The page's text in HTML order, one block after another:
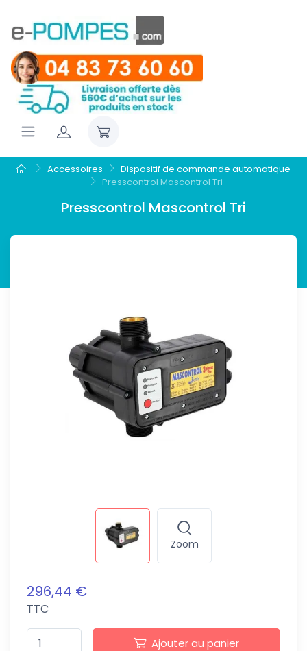
Accessoires
Dispositif de commande automatique
Presscontrol Mascontrol Tri
Presscontrol Mascontrol Tri
Zoom
296,44 €
TTC
Ajouter au panier